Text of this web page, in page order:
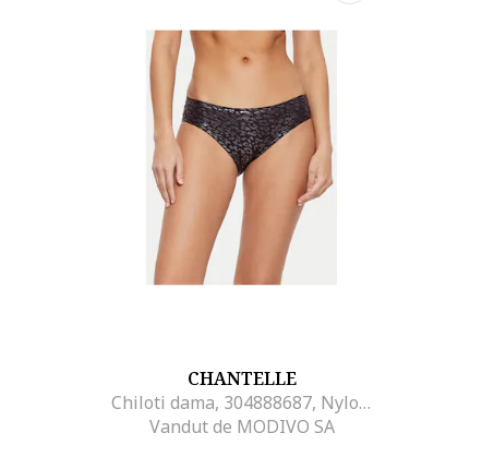
CHANTELLE
Chiloti dama, 304888687, Nylon/Elastan, One Size INTL, Albastru
Vandut de MODIVO SA